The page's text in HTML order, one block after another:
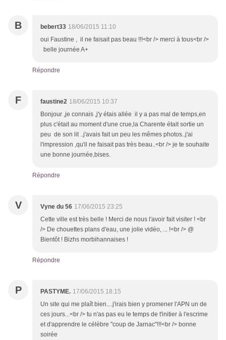
B bebert33 18/06/2015 11:10
oui Faustine , il ne faisait pas beau !!!<br /> merci à tous<br />
belle journée A+
Répondre
F faustine2 18/06/2015 10:37
Bonjour ,je connais ,j'y étais allée il y a pas mal de temps,en
plus c'était au moment d'une crue,la Charente était sortie un
peu de son lit ..j'avais fait un peu les mêmes photos..j'ai
l'impression ,qu'il ne faisait pas très beau..<br /> je te souhaite
une bonne journée,bises.
Répondre
V Vyne du 56 17/06/2015 23:25
Cette ville est très belle ! Merci de nous l'avoir fait visiter ! <br
/> De chouettes plans d'eau, une jolie vidéo, ... !<br /> @
Bientôt ! Bizhs morbihannaises !
Répondre
P PASTYME. 17/06/2015 18:15
Un site qui me plaît bien....j'irais bien y promener l'APN un de
ces jours...<br /> tu n'as pas eu le temps de t'initier à l'escrime
et d'apprendre le célèbre "coup de Jarnac"!!!<br /> bonne
soirée